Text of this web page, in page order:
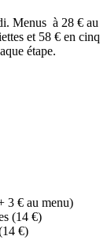
Menus à 28 € au
et 58 € en cinq
étape.
3 € au menu)
(14 €)
€)